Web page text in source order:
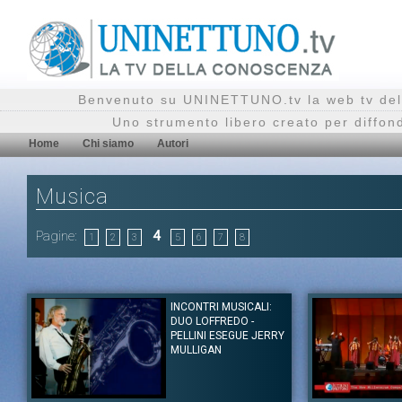
Benvenuto su UNINETTUNO.tv la web tv
Uno strumento libero creato per
Home Chi siamo Autori
Musica
Pagine: 1 2 3 4 5 6 7 8
INCONTRI MUSICALI:
DUO LOFFREDO -
PELLINI ESEGUE JERRY
MULLIGAN